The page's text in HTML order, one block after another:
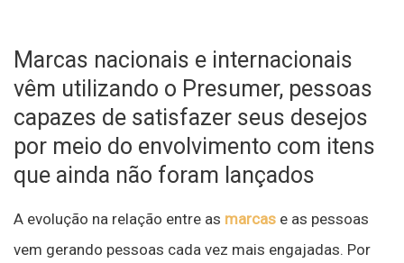
Marcas nacionais e internacionais
vêm utilizando o Presumer, pessoas
capazes de satisfazer seus desejos
por meio do envolvimento com itens
que ainda não foram lançados
A evolução na relação entre as marcas e as pessoas
vem gerando pessoas cada vez mais engajadas. Por